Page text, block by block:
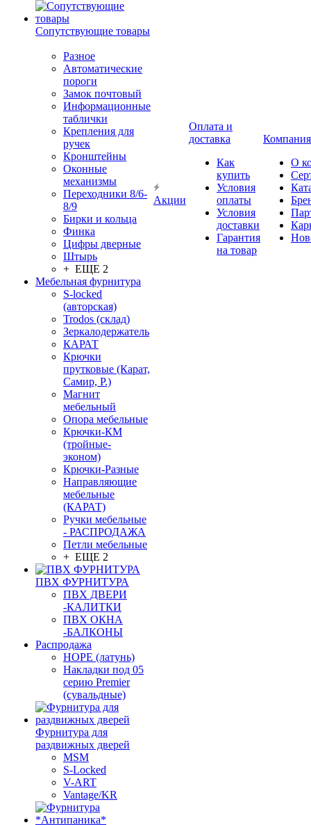
Сопутствующие товары
Разное
Автоматические
пороги
Замок почтовый
Информационные
таблички
Крепления для
ручек
Кронштейны
Оконные
механизмы
Переходники 8/6-
8/9
Бирки и кольца
Финка
Цифры дверные
Штырь
+ ЕЩЕ 2
Мебельная фурнитура
S-locked
(авторская)
Trodos (склад)
Зеркалодержатель
КАРАТ
Крючки
прутковые (Карат,
Самир, Р.)
Магнит
мебельный
Опора мебельные
Крючки-КМ
(тройные-
эконом)
Крючки-Разные
Направляющие
мебельные
(КАРАТ)
Ручки мебельные
- РАСПРОДАЖА
Петли мебельные
+ ЕЩЕ 2
ПВХ ФУРНИТУРА
ПВХ ДВЕРИ
-КАЛИТКИ
ПВХ ОКНА
-БАЛКОНЫ
Распродажа
HOPE (латунь)
Накладки под 05
серию Premier
(сувальдные)
Фурнитура для
раздвижных дверей
MSM
S-Locked
V-ART
Vantage/KR
Акции
Оплата и
доставка
Как
купить
Условия
оплаты
Условия
доставки
Гарантия
на товар
Компания
О